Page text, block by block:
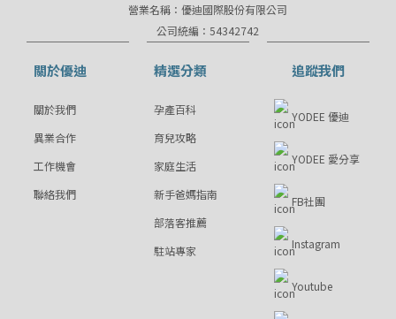
營業名稱：優迪國際股份有限公司
公司統編：54342742
關於優迪
關於我們
異業合作
工作機會
聯絡我們
精選分類
孕產百科
育兒攻略
家庭生活
新手爸媽指南
部落客推薦
駐站專家
追蹤我們
YODEE 優迪
YODEE 愛分享
FB社團
Instagram
Youtube